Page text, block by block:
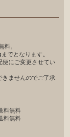
。
でとなります。
にご変更させてい
ませんのでご了承
料無料
料無料